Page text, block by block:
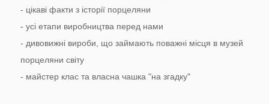
- цікаві факти з історії порцеляни
- усі етапи виробництва перед нами
- дивовижні вироби, що займають поважні місця в музей
порцеляни світу
- майстер клас та власна чашка "на згадку"